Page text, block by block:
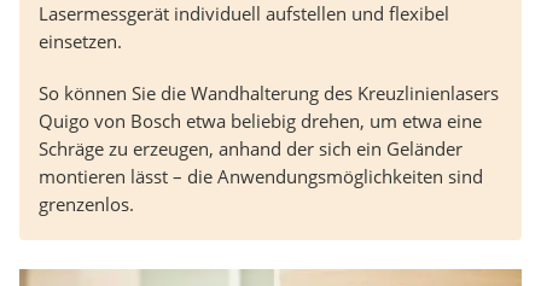
Lasermessgerät individuell aufstellen und flexibel
einsetzen.
So können Sie die Wandhalterung des Kreuzlinienlasers
Quigo von Bosch etwa beliebig drehen, um etwa eine
Schräge zu erzeugen, anhand der sich ein Geländer
montieren lässt – die Anwendungsmöglichkeiten sind
grenzenlos.